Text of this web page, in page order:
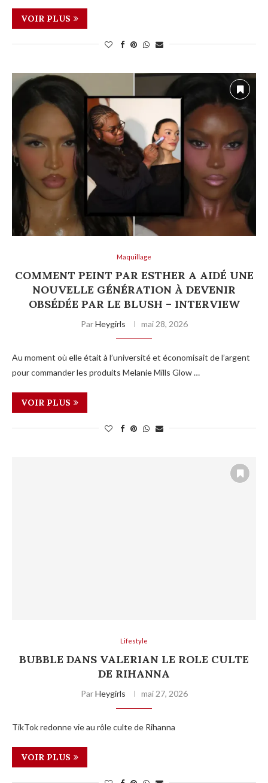
VOIR PLUS
Maquillage
COMMENT PEINT PAR ESTHER A AIDÉ UNE
NOUVELLE GÉNÉRATION À DEVENIR
OBSÉDÉE PAR LE BLUSH – INTERVIEW
ParHeygirls mai 28, 2026
Au moment où elle était à l’université et économisait de l’argent
pour commander les produits Melanie Mills Glow …
VOIR PLUS
Lifestyle
BUBBLE DANS VALERIAN LE ROLE CULTE
DE RIHANNA
ParHeygirls mai 27, 2026
TikTok redonne vie au rôle culte de Rihanna
VOIR PLUS